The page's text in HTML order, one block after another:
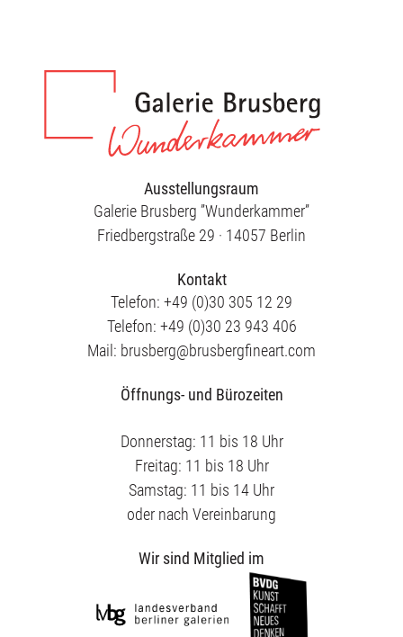
Ausstellungsraum
Galerie Brusberg ”Wunderkammer”
Friedbergstraße 29 · 14057 Berlin
Kontakt
Telefon: +49 (0)30 305 12 29
Telefon: +49 (0)30 23 943 406
Mail: brusberg@brusbergfineart.com
Öffnungs- und Bürozeiten
Donnerstag: 11 bis 18 Uhr
Freitag: 11 bis 18 Uhr
Samstag: 11 bis 14 Uhr
oder nach Vereinbarung
Wir sind Mitglied im